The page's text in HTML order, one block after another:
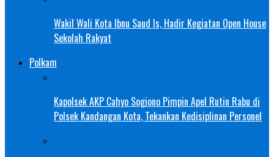
Wakil Wali Kota Ibnu Saud Is, Hadir Kegiatan Open House
Sekolah Rakyat
Polkam
Kapolsek AKP Cahyo Sogiono Pimpin Apel Rutin Rabu di
Polsek Kandangan Kota, Tekankan Kedisiplinan Personel